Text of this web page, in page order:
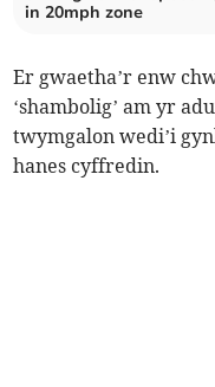
in 20mph zone
Er gwaetha’r enw
‘shambolig’ am yr
twymgalon wedi’i
hanes cyffredin.